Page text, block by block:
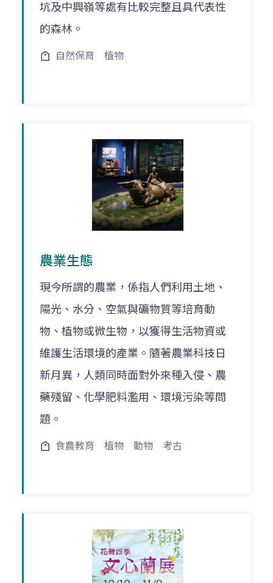
坑及中興嶺等處有比較完整且具代表性
的森林。
自然保育 植物
農業生態
現今所謂的農業，係指人們利用土地、
陽光、水分、空氣與礦物質等培育動
物、植物或微生物，以獲得生活物資或
維護生活環境的產業。隨著農業科技日
新月異，人類同時面對外來種入侵、農
藥殘留、化學肥料濫用、環境污染等問
題。
食農教育 植物 動物 考古